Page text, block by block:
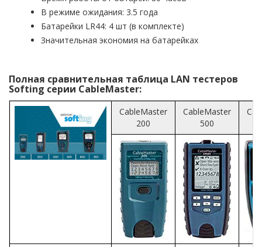
В режиме ожидания: 3.5 года
Батарейки LR44: 4 шт (в комплекте)
Значительная экономия на батарейках
Полная сравнительная таблица LAN тестеров
Softing серии CableMaster:
CableMaster
200
CableMaster
500